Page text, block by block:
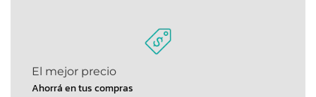
El mejor precio
Ahorrá en tus compras